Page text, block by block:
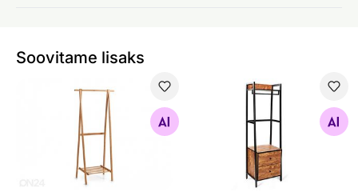
Soovitame lisaks
Otsi sarnaseid Otsi sarnaseid